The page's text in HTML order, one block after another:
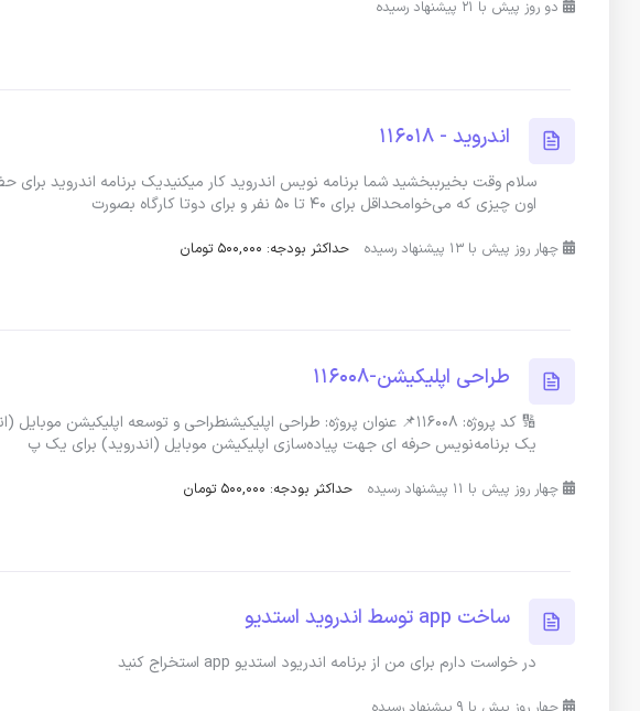
دو روز پیش با 21 پیشنهاد رسیده
اندروید - 116018
سلام وقت بخیرببخشید شما برنامه نویس اندروید کار میکنیدیک برنامه اندروید برای
اون چیزی که می‌خوامحداقل برای ۴۰ تا ۵۰ نفر و برای دوتا کارگاه بصورت
چهار روز پیش با 13 پیشنهاد رسیده حداکثر بودجه: 500,000 تومان
طراحی اپلیکیشن-116008
🔢 کد پروژه: 116008📌 عنوان پروژه: طراحی اپلیکیشنطراحی و توسعه
یک برنامه‌نویس حرفه ای جهت پیاده‌سازی اپلیکیشن موبایل (اندروید) برای یک پ
چهار روز پیش با 11 پیشنهاد رسیده حداکثر بودجه: 500,000 تومان
ساخت app توسط اندروید استدیو
در خواست دارم برای من از برنامه اندریود استدیو app استخراج کنید